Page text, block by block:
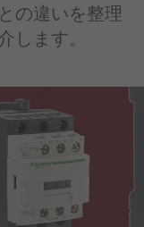
の違いを整理
します。